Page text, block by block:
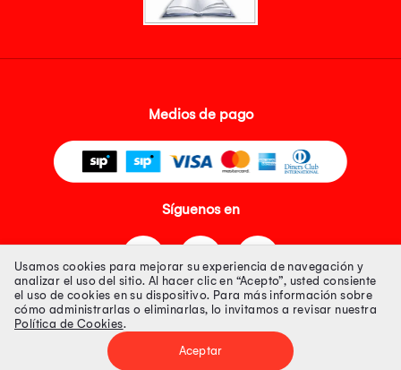
Medios de pago
Síguenos en
Tienda 100% Segura
Usamos cookies para mejorar su experiencia de navegación y
analizar el uso del sitio. Al hacer clic en “Acepto”, usted consiente
el uso de cookies en su dispositivo. Para más información sobre
cómo administrarlas o eliminarlas, lo invitamos a revisar nuestra
Política de Cookies.
Aceptar